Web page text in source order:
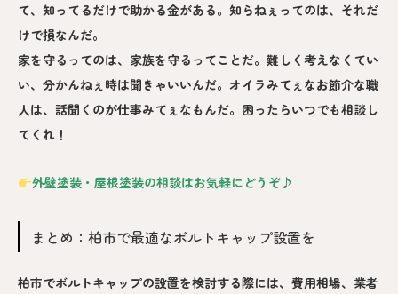
て、知ってるだけで助かる金がある。知らねぇってのは、それだ
けで損なんだ。
家を守るってのは、家族を守るってことだ。難しく考えなくてい
い、分かんねぇ時は聞きゃいいんだ。オイラみてぇなお節介な職
人は、話聞くのが仕事みてぇなもんだ。困ったらいつでも相談し
てくれ！
外壁塗装・屋根塗装の相談はお気軽にどうぞ♪
まとめ：柏市で最適なボルトキャップ設置を
柏市でボルトキャップの設置を検討する際には、費用相場、業者